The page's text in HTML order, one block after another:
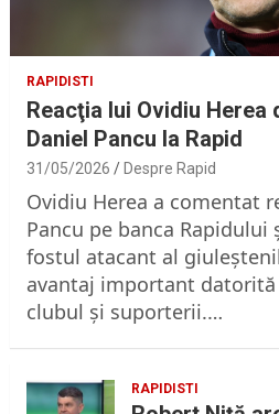
RAPIDISTI
Reacţia lui Ovidiu Herea
Daniel Pancu la Rapid
31/05/2026 Despre Rapid
Ovidiu Herea a comentat
Pancu pe banca Rapidului
fostul atacant al
avantaj important
clubul şi suporterii.…
RAPIDISTI